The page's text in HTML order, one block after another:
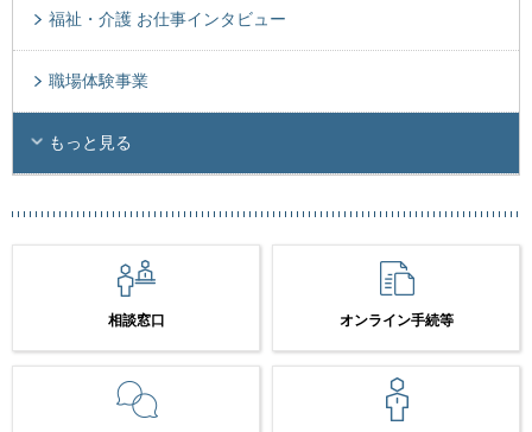
福祉・介護 お仕事インタビュー
職場体験事業
もっと見る
相談窓口 オンライン手続等